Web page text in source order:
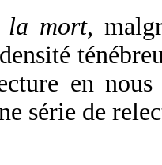
la mort,
en
série de